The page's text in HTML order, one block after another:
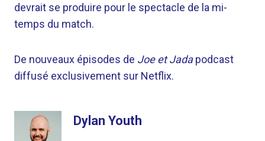
devrait se produire pour le spectacle de la mi-
temps du match.
De nouveaux épisodes de Joe et Jadapodcast
diffusé exclusivement sur Netflix.
Dylan Youth